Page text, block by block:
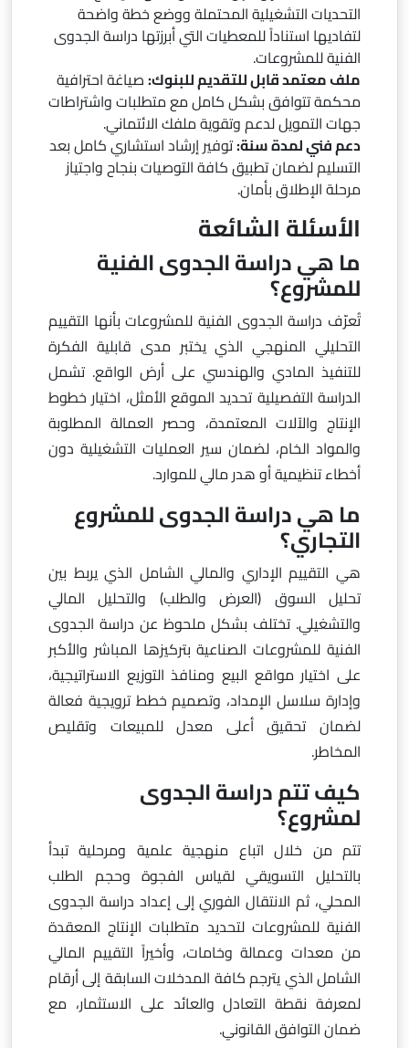
التحديات التشغيلية المحتملة ووضع خطة واضحة
لتفاديها استناداً للمعطيات التي أبرزتها دراسة الجدوى
الفنية للمشروعات.
ملف معتمد قابل للتقديم للبنوك:صياغة احترافية
محكمة تتوافق بشكل كامل مع متطلبات واشتراطات
جهات التمويل لدعم وتقوية ملفك الائتماني.
دعم فني لمدة سنة:توفير إرشاد استشاري كامل بعد
التسليم لضمان تطبيق كافة التوصيات بنجاح واجتياز
مرحلة الإطلاق بأمان.
الأسئلة الشائعة
ما هي دراسة الجدوى الفنية
للمشروع؟
تُعرّف دراسة الجدوى الفنية للمشروعات بأنها التقييم
التحليلي المنهجي الذي يختبر مدى قابلية الفكرة
للتنفيذ المادي والهندسي على أرض الواقع. تشمل
الدراسة التفصيلية تحديد الموقع الأمثل، اختيار خطوط
الإنتاج والآلات المعتمدة، وحصر العمالة المطلوبة
والمواد الخام، لضمان سير العمليات التشغيلية دون
أخطاء تنظيمية أو هدر مالي للموارد.
ما هي دراسة الجدوى للمشروع
التجاري؟
هي التقييم الإداري والمالي الشامل الذي يربط بين
تحليل السوق (العرض والطلب) والتحليل المالي
والتشغيلي. تختلف بشكل ملحوظ عن دراسة الجدوى
الفنية للمشروعات الصناعية بتركيزها المباشر والأكبر
على اختيار مواقع البيع ومنافذ التوزيع الاستراتيجية،
وإدارة سلاسل الإمداد، وتصميم خطط ترويجية فعالة
لضمان تحقيق أعلى معدل للمبيعات وتقليص
المخاطر.
كيف تتم دراسة الجدوى
لمشروع؟
تتم من خلال اتباع منهجية علمية ومرحلية تبدأ
بالتحليل التسويقي لقياس الفجوة وحجم الطلب
المحلي، ثم الانتقال الفوري إلى إعداد دراسة الجدوى
الفنية للمشروعات لتحديد متطلبات الإنتاج المعقدة
من معدات وعمالة وخامات، وأخيراً التقييم المالي
الشامل الذي يترجم كافة المدخلات السابقة إلى أرقام
لمعرفة نقطة التعادل والعائد على الاستثمار، مع
ضمان التوافق القانوني.